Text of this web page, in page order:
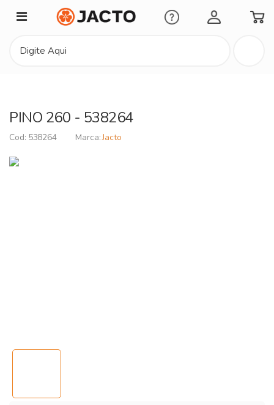
Minha Conta
PINO 260 - 538264
538264 Jacto